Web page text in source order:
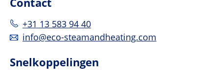
+31 13 583 94 40
info@eco-steamandheating.com
Snelkoppelingen